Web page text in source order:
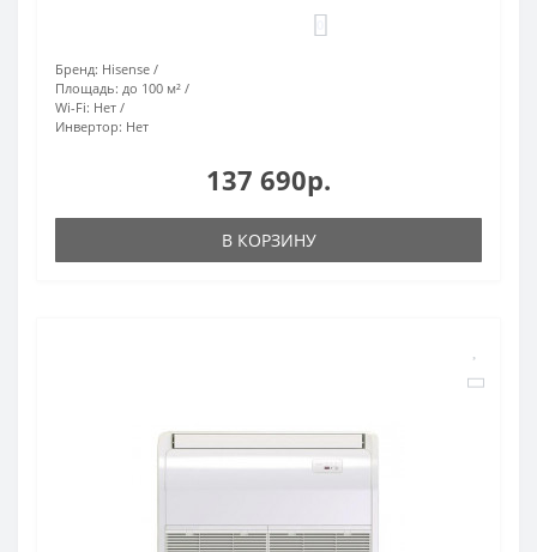
Бренд: Hisense
Площадь: до 100 м²
Wi-Fi: Нет
Инвертор: Нет
137 690р.
В КОРЗИНУ